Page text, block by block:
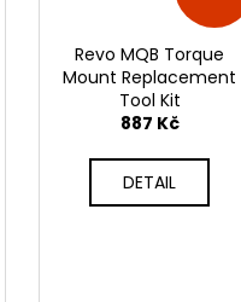
Revo MQB Torque
Mount Replacement
Tool Kit
887 Kč
DETAIL